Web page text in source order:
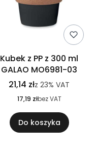
Kubek z PP z 300 ml
GALAO MO6981-03
21,14 złz 23% VAT
17,19 złbez VAT
Do koszyka